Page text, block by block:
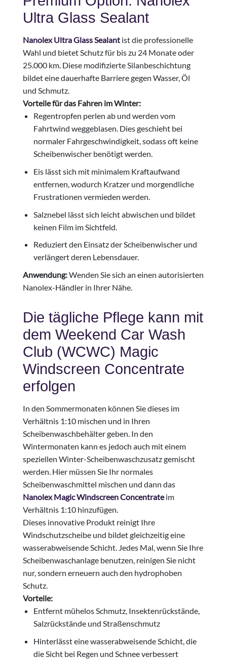
Ultra Glass Sealant
Nanolex Ultra Glass Sealant ist die professionelle
Wahl und bietet Schutz für bis zu 24 Monate oder
25.000 km. Diese modifizierte Silanbeschichtung
bildet eine dauerhafte Barriere gegen Wasser, Öl
und Schmutz.
Vorteile für das Fahren im Winter:
Regentropfen perlen ab und werden vom
Fahrtwind weggeblasen. Dies geschieht bei
normaler Fahrgeschwindigkeit, sodass oft keine
Scheibenwischer benötigt werden.
Eis lässt sich mit minimalem Kraftaufwand
entfernen, wodurch Kratzer und morgendliche
Frustrationen vermieden werden.
Salznebel lässt sich leicht abwischen und bildet
keinen Film im Sichtfeld.
Reduziert den Einsatz der Scheibenwischer und
verlängert deren Lebensdauer.
Anwendung:Wenden Sie sich an einen autorisierten
Nanolex-Händler in Ihrer Nähe.
Die tägliche Pflege kann mit
dem Weekend Car Wash
Club (WCWC) Magic
Windscreen Concentrate
erfolgen
In den Sommermonaten können Sie dieses im
Verhältnis 1:10 mischen und in Ihren
Scheibenwaschbehälter geben. In den
Wintermonaten kann es jedoch auch mit einem
speziellen Winter-Scheibenwaschzusatz gemischt
werden. Hier müssen Sie Ihr normales
Scheibenwaschmittel mischen und dann das
Nanolex Magic Windscreen Concentrateim
Verhältnis 1:10 hinzufügen.
Dieses innovative Produkt reinigt Ihre
Windschutzscheibe und bildet gleichzeitig eine
wasserabweisende Schicht. Jedes Mal, wenn Sie Ihre
Scheibenwaschanlage benutzen, reinigen Sie nicht
nur, sondern erneuern auch den hydrophoben
Schutz.
Vorteile:
Entfernt mühelos Schmutz, Insektenrückstände,
Salzrückstände und Straßenschmutz
Hinterlässt eine wasserabweisende Schicht, die
die Sicht bei Regen und Schnee verbessert